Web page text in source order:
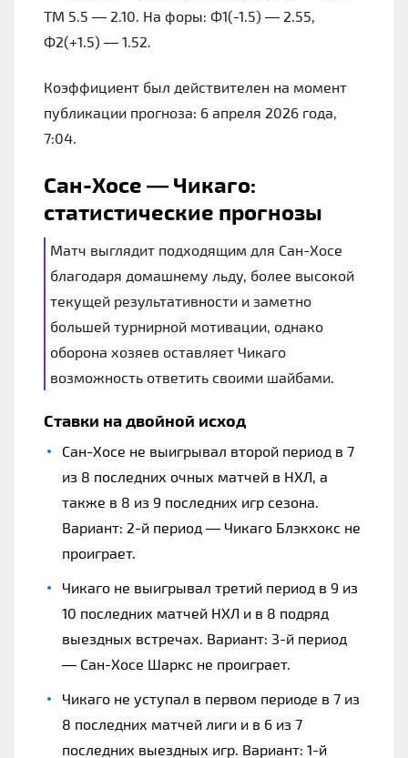
ТМ 5.5 — 2.10. На форы: Ф1(-1.5) — 2.55,
Ф2(+1.5) — 1.52.
Коэффициент был действителен на момент
публикации прогноза: 6 апреля 2026 года,
7:04.
Сан-Хосе — Чикаго:
статистические прогнозы
Матч выглядит подходящим для Сан-Хосе
благодаря домашнему льду, более высокой
текущей результативности и заметно
большей турнирной мотивации, однако
оборона хозяев оставляет Чикаго
возможность ответить своими шайбами.
Ставки на двойной исход
Сан-Хосе не выигрывал второй период в 7
из 8 последних очных матчей в НХЛ, а
также в 8 из 9 последних игр сезона.
Вариант: 2-й период — Чикаго Блэкхокс не
проиграет.
Чикаго не выигрывал третий период в 9 из
10 последних матчей НХЛ и в 8 подряд
выездных встречах. Вариант: 3-й период
— Сан-Хосе Шаркс не проиграет.
Чикаго не уступал в первом периоде в 7 из
8 последних матчей лиги и в 6 из 7
последних выездных игр. Вариант: 1-й